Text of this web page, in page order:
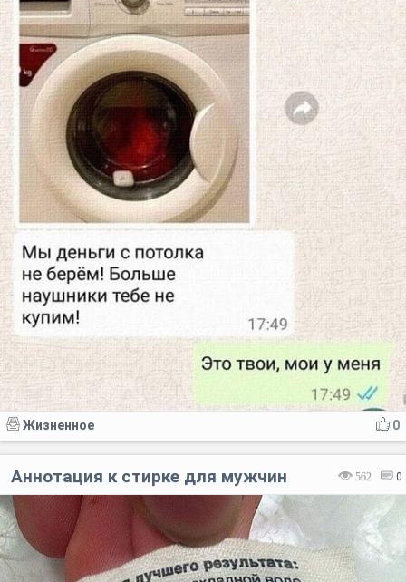
0
Жизненное
562 0
Аннотация к стирке для мужчин